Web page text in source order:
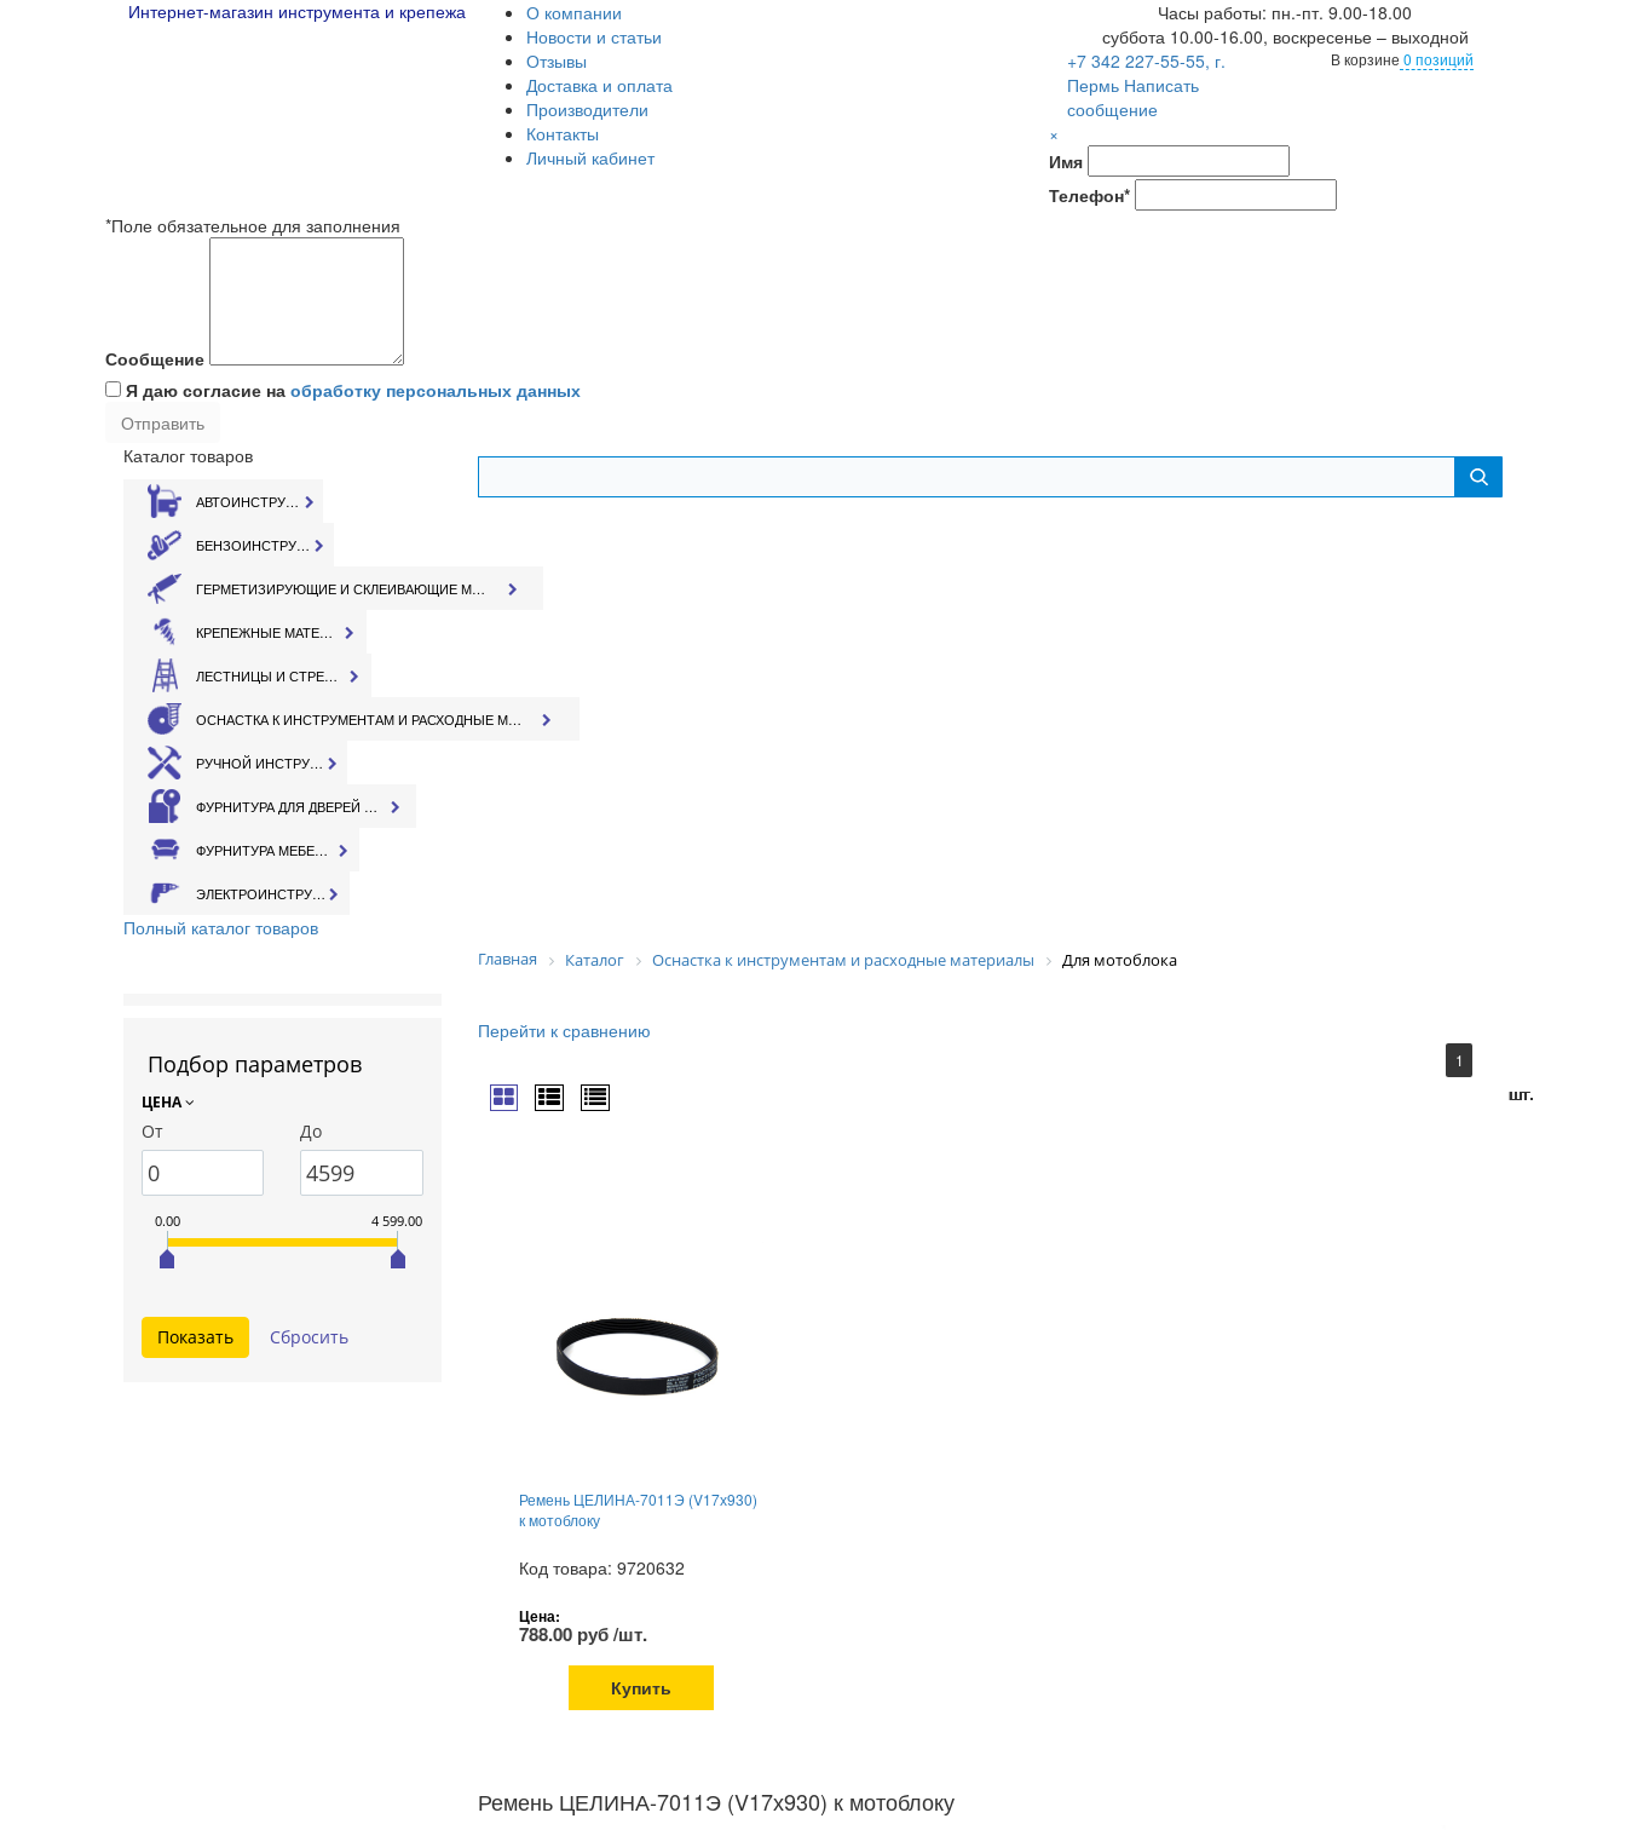
Интернет-магазин инструмента и крепежа
О компании
Новости и статьи
Отзывы
Доставка и оплата
Производители
Контакты
Личный кабинет
Часы работы: пн.-пт. 9.00-18.00
суббота 10.00-16.00, воскресенье – выходной
+7 342 227-55-55, г.
Пермь Написать
сообщение
В корзине 0 позиций
×
Имя
Телефон*
*Поле обязательное для заполнения
Сообщение
Я даю согласие на обработку персональных данных
Каталог товаров
АВТОИНСТРУМЕНТ
БЕНЗОИНСТРУМЕНТ
ГЕРМЕТИЗИРУЮЩИЕ И СКЛЕИВАЮЩИЕ МАТЕРИАЛЫ
КРЕПЕЖНЫЕ МАТЕРИАЛЫ
ЛЕСТНИЦЫ И СТРЕМЯНКИ
ОСНАСТКА К ИНСТРУМЕНТАМ И РАСХОДНЫЕ МАТЕРИАЛЫ
РУЧНОЙ ИНСТРУМЕНТ
ФУРНИТУРА ДЛЯ ДВЕРЕЙ И ОКОН
ФУРНИТУРА МЕБЕЛЬНАЯ
ЭЛЕКТРОИНСТРУМЕНТ
Полный каталог товаров
Главная Каталог Оснастка к инструментам и расходные материалы Для мотоблока
Подбор параметров
ЦЕНА
От До
0.00 4 599.00
Перейти к сравнению
1
Ремень ЦЕЛИНА-7011Э (V17х930)
к мотоблоку
Код товара: 9720632
Цена:
788.00 руб /шт.
Купить
Ремень ЦЕЛИНА-7011Э (V17х930) к мотоблоку
шт.
шт.
шт.
шт.
шт.
шт.
шт.
шт.
шт.
шт.
шт.
шт.
шт.